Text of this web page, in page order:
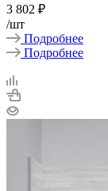
3 802 ₽
/шт
Подробнее
Подробнее